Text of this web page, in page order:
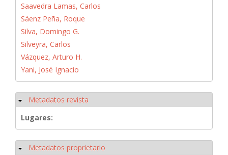
Saavedra Lamas, Carlos
Sáenz Peña, Roque
Silva, Domingo G.
Silveyra, Carlos
Vázquez, Arturo H.
Yani, José Ignacio
Ocultar
Metadatos revista
Lugares:
Ocultar
Metadatos proprietario